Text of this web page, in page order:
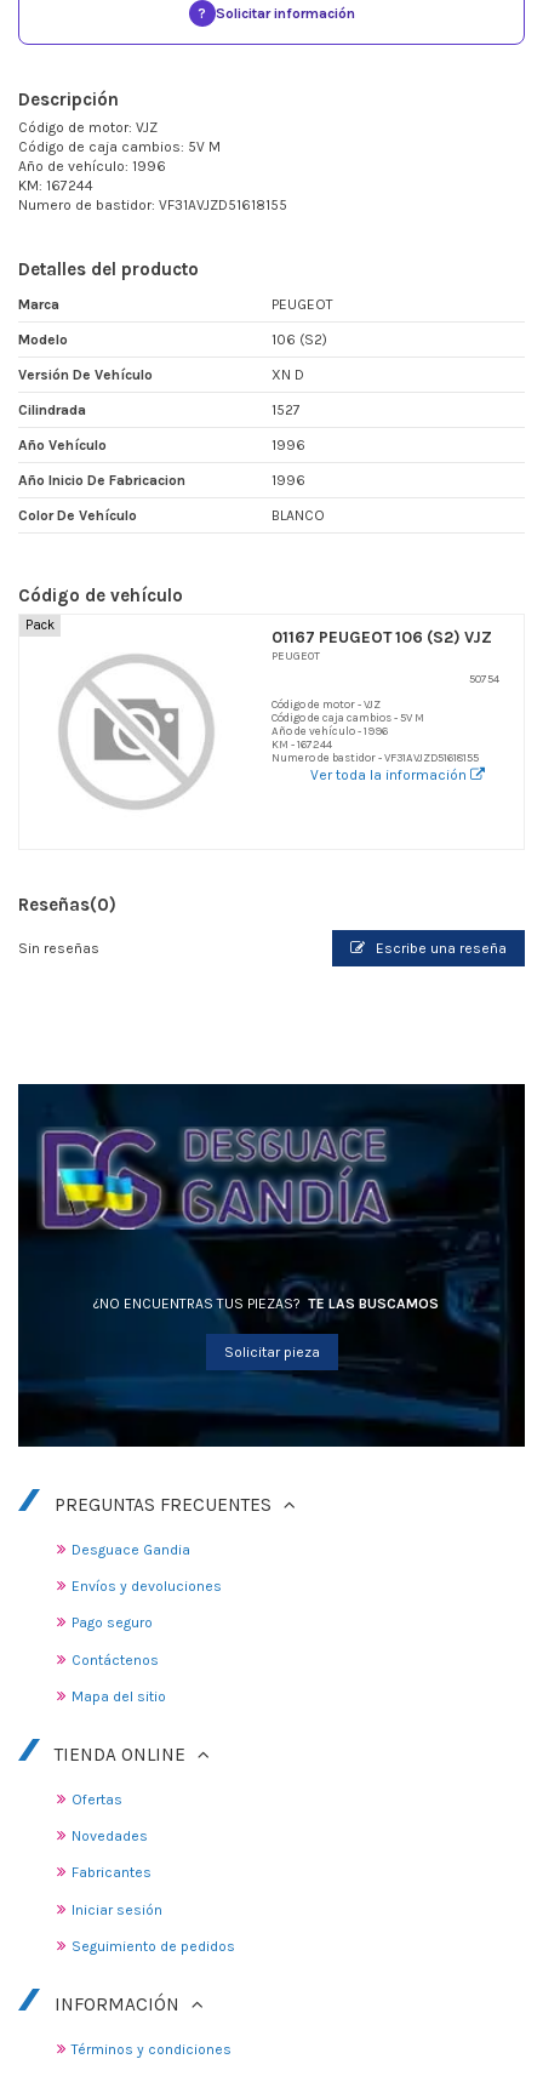
? Solicitar información
Descripción
Código de motor: VJZ
Código de caja cambios: 5V M
Año de vehículo: 1996
KM: 167244
Numero de bastidor: VF31AVJZD51618155
Detalles del producto
Marca PEUGEOT
Modelo 106 (S2)
Versión De Vehículo XN D
Cilindrada 1527
Año Vehículo 1996
Año Inicio De Fabricacion 1996
Color De Vehículo BLANCO
Código de vehículo
Pack
01167 PEUGEOT 106 (S2) VJZ
PEUGEOT
50754
Código de motor - VJZ
Código de caja cambios - 5V M
Año de vehículo - 1996
KM - 167244
Numero de bastidor - VF31AVJZD51618155
Ver toda la información
Reseñas(0)
Sin reseñas Escribe una reseña
¿NO ENCUENTRAS TUS PIEZAS? TE LAS BUSCAMOS
Solicitar pieza
PREGUNTAS FRECUENTES
Desguace Gandia
Envíos y devoluciones
Pago seguro
Contáctenos
Mapa del sitio
TIENDA ONLINE
Ofertas
Novedades
Fabricantes
Iniciar sesión
Seguimiento de pedidos
INFORMACIÓN
Términos y condiciones